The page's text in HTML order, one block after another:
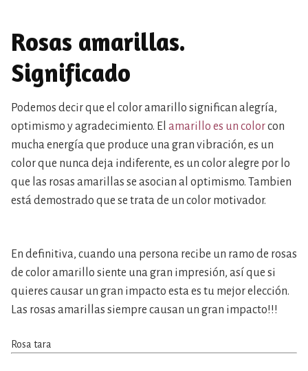
Rosas amarillas.
Significado
Podemos decir que el color amarillo significan alegría,
optimismo y agradecimiento. El amarillo es un colorcon
mucha energía que produce una gran vibración, es un
color que nunca deja indiferente, es un color alegre por lo
que las rosas amarillas se asocian al optimismo. Tambien
está demostrado que se trata de un color motivador.
En definitiva, cuando una persona recibe un ramo de rosas
de color amarillo siente una gran impresión, así que si
quieres causar un gran impacto esta es tu mejor elección.
Las rosas amarillas siempre causan un gran impacto!!!
Rosa tara